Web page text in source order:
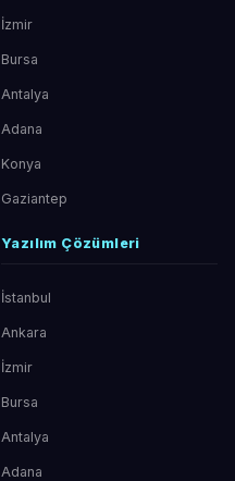
İzmir
Bursa
Antalya
Adana
Konya
Gaziantep
Yazılım Çözümleri
İstanbul
Ankara
İzmir
Bursa
Antalya
Adana